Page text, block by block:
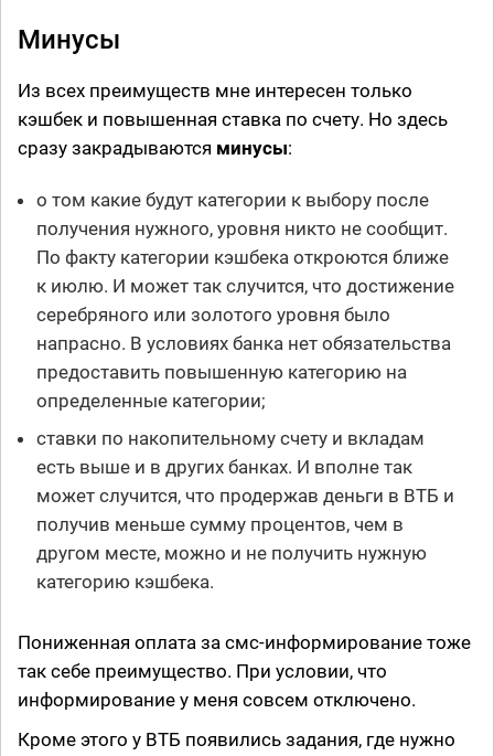
Минусы
Из всех преимуществ мне интересен только
кэшбек и повышенная ставка по счету. Но здесь
сразу закрадываются минусы:
о том какие будут категории к выбору после
получения нужного, уровня никто не сообщит.
По факту категории кэшбека откроются ближе
к июлю. И может так случится, что достижение
серебряного или золотого уровня было
напрасно. В условиях банка нет обязательства
предоставить повышенную категорию на
определенные категории;
ставки по накопительному счету и вкладам
есть выше и в других банках. И вполне так
может случится, что продержав деньги в ВТБ и
получив меньше сумму процентов, чем в
другом месте, можно и не получить нужную
категорию кэшбека.
Пониженная оплата за смс-информирование тоже
так себе преимущество. При условии, что
информирование у меня совсем отключено.
Кроме этого у ВТБ появились задания, где нужно